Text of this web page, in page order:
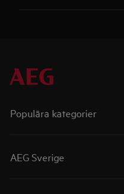
Populära kategorier
AEG Sverige